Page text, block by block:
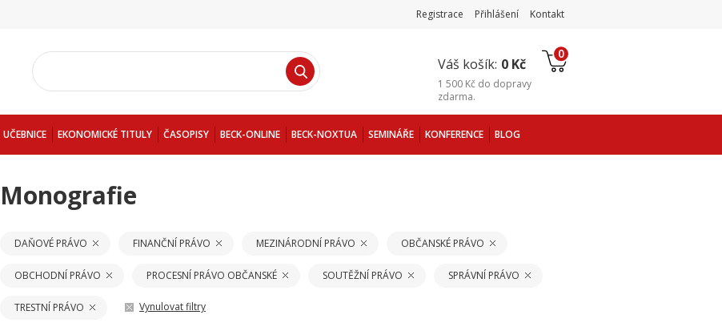
Registrace Přihlášení Kontakt
Váš košík: 0 Kč
0
1 500 Kč do dopravy
zdarma.
UČEBNICE EKONOMICKÉ TITULY ČASOPISY BECK-ONLINE BECK-NOXTUA SEMINÁŘE KONFERENCE BLOG
Monografie
DAŇOVÉ PRÁVO FINANČNÍ PRÁVO MEZINÁRODNÍ PRÁVO OBČANSKÉ PRÁVO
OBCHODNÍ PRÁVO PROCESNÍ PRÁVO OBČANSKÉ SOUTĚŽNÍ PRÁVO SPRÁVNÍ PRÁVO
TRESTNÍ PRÁVO Vynulovat filtry